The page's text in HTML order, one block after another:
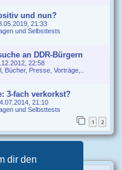
dir den
und nun?
21:33
und Selbsttests
an DDR-Bürgern
22:58
Bücher, Presse, Vorträge,..
3-fach verkorkst?
21:10
und Selbsttests
1 2